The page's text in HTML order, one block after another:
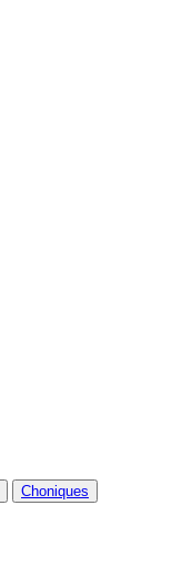
Choniques